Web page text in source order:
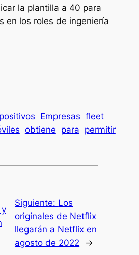
la plantilla a 40 para
en los roles de ingeniería
Empresas fleet
obtiene para permitir
Siguiente: Los
originales de Netflix
llegarán a Netflix en
agosto de 2022
→